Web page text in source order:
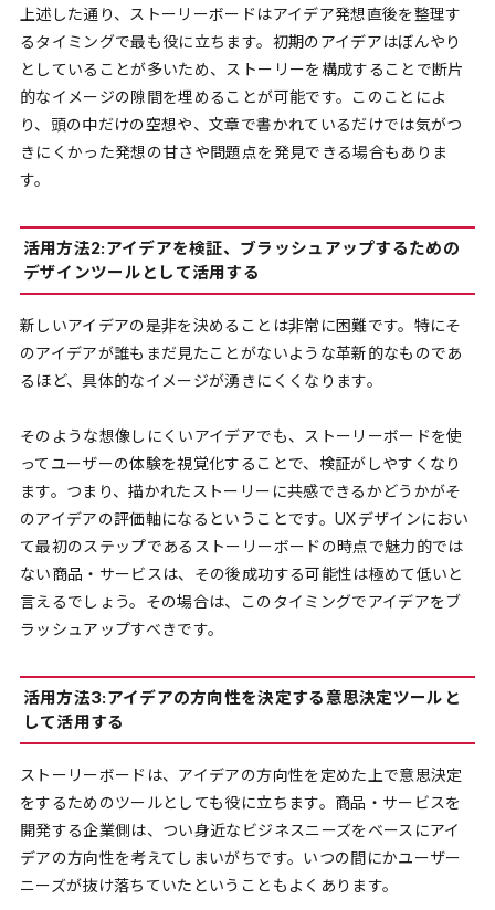
上述した通り、ストーリーボードはアイデア発想直後を整理す
るタイミングで最も役に立ちます。初期のアイデアはぼんやり
としていることが多いため、ストーリーを構成することで断片
的なイメージの隙間を埋めることが可能です。このことによ
り、頭の中だけの空想や、文章で書かれているだけでは気がつ
きにくかった発想の甘さや問題点を発見できる場合もありま
す。
活用方法2:アイデアを検証、ブラッシュアップするための
デザインツールとして活用する
新しいアイデアの是非を決めることは非常に困難です。特にそ
のアイデアが誰もまだ見たことがないような革新的なものであ
るほど、具体的なイメージが湧きにくくなります。
そのような想像しにくいアイデアでも、ストーリーボードを使
ってユーザーの体験を視覚化することで、検証がしやすくなり
ます。つまり、描かれたストーリーに共感できるかどうかがそ
のアイデアの評価軸になるということです。UXデザインにおい
て最初のステップであるストーリーボードの時点で魅力的では
ない商品・サービスは、その後成功する可能性は極めて低いと
言えるでしょう。その場合は、このタイミングでアイデアをブ
ラッシュアップすべきです。
活用方法3:アイデアの方向性を決定する意思決定ツールと
して活用する
ストーリーボードは、アイデアの方向性を定めた上で意思決定
をするためのツールとしても役に立ちます。商品・サービスを
開発する企業側は、つい身近なビジネスニーズをベースにアイ
デアの方向性を考えてしまいがちです。いつの間にかユーザー
ニーズが抜け落ちていたということもよくあります。